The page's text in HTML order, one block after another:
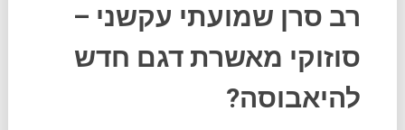
רב סרן שמועתי עקשני –
סוזוקי מאשרת דגם חדש
להיאבוסה?